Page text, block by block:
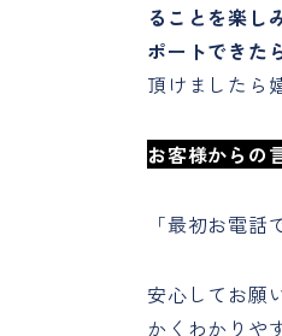
ることを楽し
ポートできた
頂けましたら
お客様からの
「最初お電
安心してお願
かくわかりや